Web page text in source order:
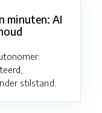
minuten: AI
stilstand.